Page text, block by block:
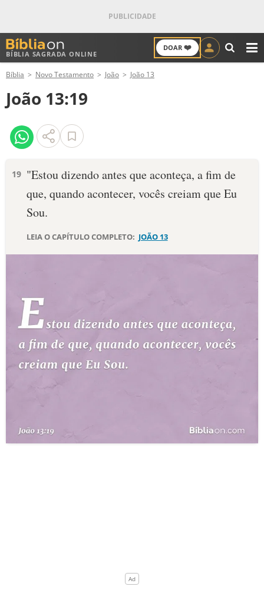
BÍBLIA SAGRADA ONLINE
DOAR ❤️
ANTIGO TESTAMENTO
NOVO TESTAMENTO
VERSÍCULOS
PALAVRA DO DIA
DEVOCIONAL DIÁRIO
ESTUDOS BÍBLICOS
ESBOÇOS DE PREGAÇÃO
TERMO BÍBLICO
Bíblia Novo Testamento João João 13
João 13:19
19 "Estou dizendo antes que aconteça, a fim de
que, quando acontecer, vocês creiam que Eu
Sou.
LEIA O CAPÍTULO COMPLETO: JOÃO 13